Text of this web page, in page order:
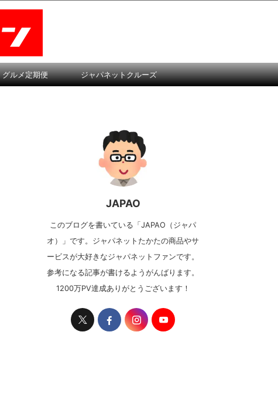
グルメ定期便 ジャパネットクルーズ
JAPAO
このブログを書いている「JAPAO（ジャパ
オ）」です。ジャパネットたかたの商品やサ
ービスが大好きなジャパネットファンです。
参考になる記事が書けるようがんばります。
1200万PV達成ありがとうございます！